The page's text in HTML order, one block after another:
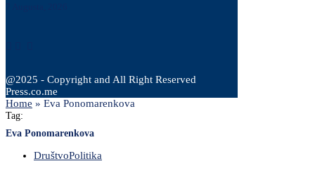
@2025 - Copyright and All Right Reserved
Press.co.me
Home » Eva Ponomarenkova
Tag:
Eva Ponomarenkova
DruštvoPolitika